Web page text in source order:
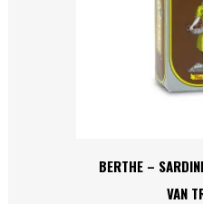
BERTHE –
VAN